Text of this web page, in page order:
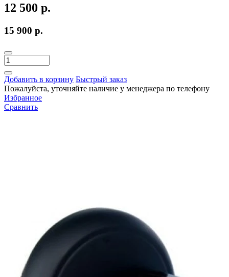
12 500 р.
15 900 р.
Добавить в корзину Быстрый заказ
Пожалуйста, уточняйте наличие у менеджера по телефону
Избранное
Сравнить